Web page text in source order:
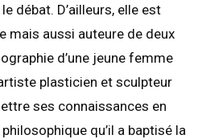
débat. D’ailleurs, elle est
mais aussi auteure de deux
d’une jeune femme
plasticien et sculpteur
ses connaissances en
qu’il a baptisé la